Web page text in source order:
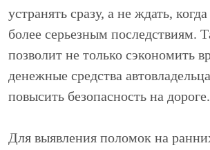
устранять сразу, а не ждать,
более серьезным последствиям.
позволит не только сэкономить
денежные средства
повысить безопасность на дороге.
Для выявления поломок на